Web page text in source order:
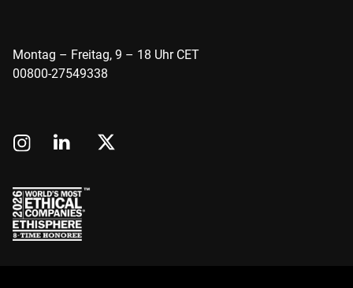
Montag – Freitag, 9 – 18 Uhr CET
00800-27549338